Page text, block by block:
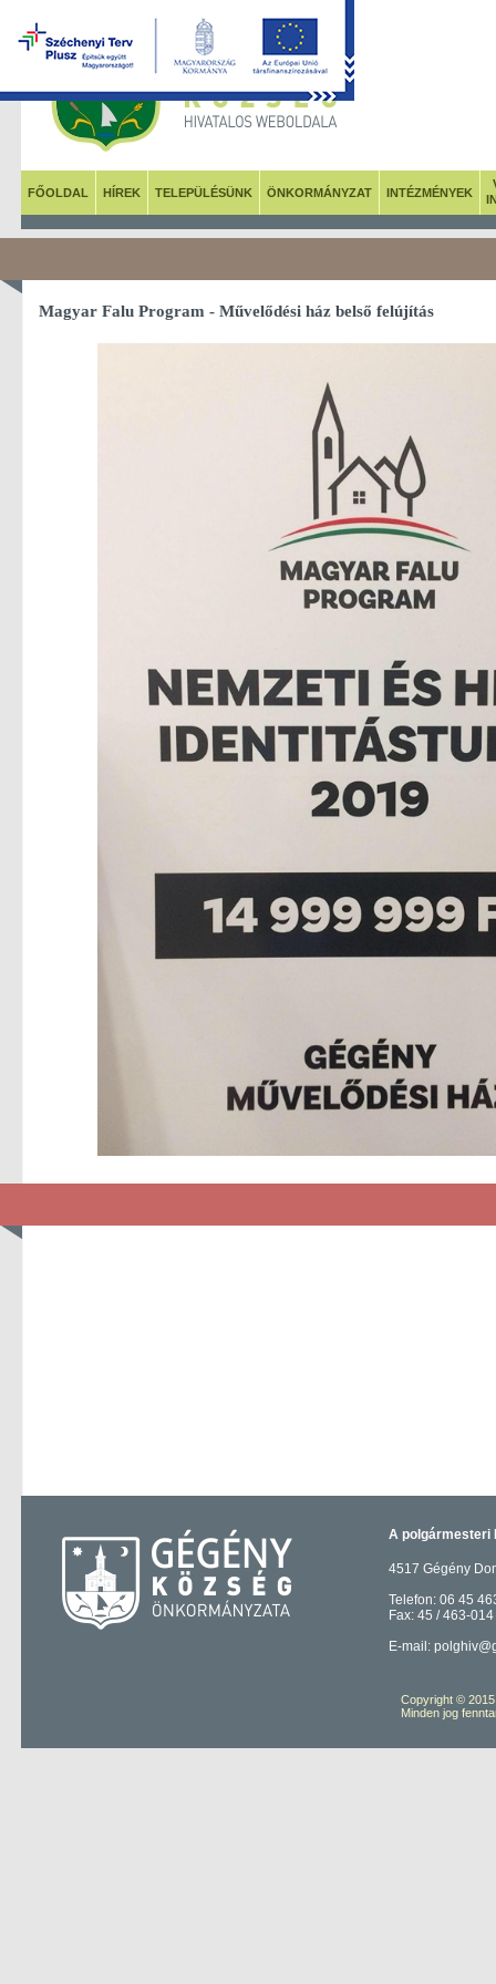
FŐOLDAL HÍREK TELEPÜLÉSÜNK ÖNKORMÁNYZAT INTÉZMÉNYEK
Magyar Falu Program - Művelődési ház belső felújítás
A polgármesteri
4517 Gégény
Telefon: 06 45
Fax: 45 / 463-014
E-mail:
Copyright ©
Minden jog